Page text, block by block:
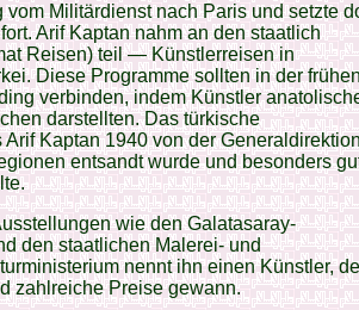
Militärdienst nach Paris und setzte
Arif Kaptan nahm an den staatlich
Reisen) teil — Künstlerreisen in
Diese Programme sollten in der
verbinden, indem Künstler
darstellten. Das türkische
Kaptan 1940 von der
entsandt wurde und besonders
wie den Galatasaray-
den staatlichen Malerei- und
nennt ihn einen Künstler,
zahlreiche Preise gewann.